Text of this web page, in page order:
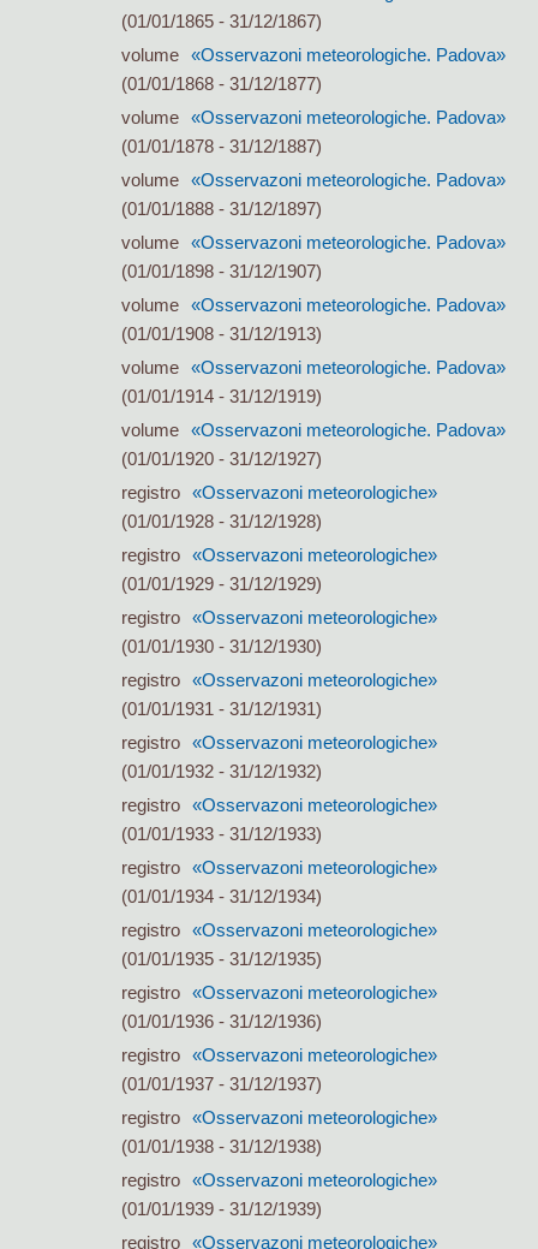
(01/01/1865 - 31/12/1867)
volume «Osservazoni meteorologiche. Padova»
(01/01/1868 - 31/12/1877)
volume «Osservazoni meteorologiche. Padova»
(01/01/1878 - 31/12/1887)
volume «Osservazoni meteorologiche. Padova»
(01/01/1888 - 31/12/1897)
volume «Osservazoni meteorologiche. Padova»
(01/01/1898 - 31/12/1907)
volume «Osservazoni meteorologiche. Padova»
(01/01/1908 - 31/12/1913)
volume «Osservazoni meteorologiche. Padova»
(01/01/1914 - 31/12/1919)
volume «Osservazoni meteorologiche. Padova»
(01/01/1920 - 31/12/1927)
registro «Osservazoni meteorologiche»
(01/01/1928 - 31/12/1928)
registro «Osservazoni meteorologiche»
(01/01/1929 - 31/12/1929)
registro «Osservazoni meteorologiche»
(01/01/1930 - 31/12/1930)
registro «Osservazoni meteorologiche»
(01/01/1931 - 31/12/1931)
registro «Osservazoni meteorologiche»
(01/01/1932 - 31/12/1932)
registro «Osservazoni meteorologiche»
(01/01/1933 - 31/12/1933)
registro «Osservazoni meteorologiche»
(01/01/1934 - 31/12/1934)
registro «Osservazoni meteorologiche»
(01/01/1935 - 31/12/1935)
registro «Osservazoni meteorologiche»
(01/01/1936 - 31/12/1936)
registro «Osservazoni meteorologiche»
(01/01/1937 - 31/12/1937)
registro «Osservazoni meteorologiche»
(01/01/1938 - 31/12/1938)
registro «Osservazoni meteorologiche»
(01/01/1939 - 31/12/1939)
registro «Osservazoni meteorologiche»